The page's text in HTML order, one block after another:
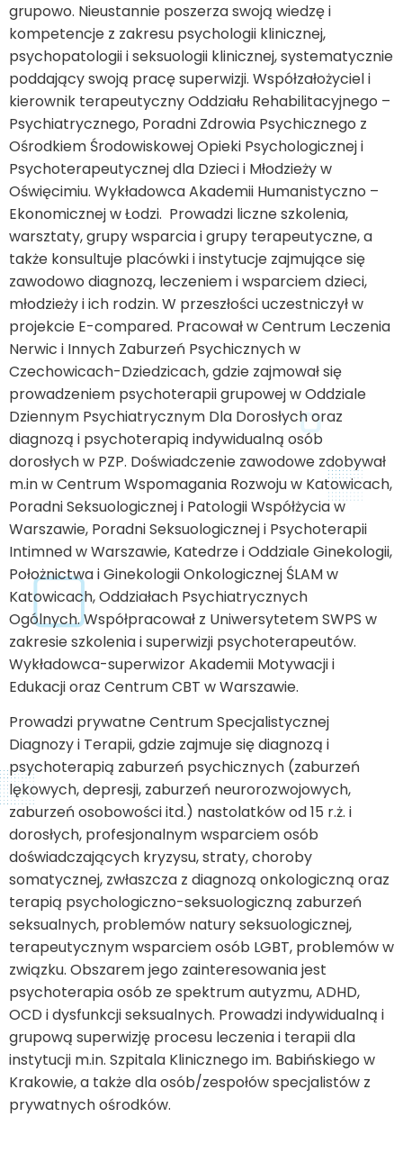
grupowo. Nieustannie poszerza swoją wiedzę i
kompetencje z zakresu psychologii klinicznej,
psychopatologii i seksuologii klinicznej, systematycznie
poddający swoją pracę superwizji. Współzałożyciel i
kierownik terapeutyczny Oddziału Rehabilitacyjnego –
Psychiatrycznego, Poradni Zdrowia Psychicznego z
Ośrodkiem Środowiskowej Opieki Psychologicznej i
Psychoterapeutycznej dla Dzieci i Młodzieży w
Oświęcimiu. Wykładowca Akademii Humanistyczno –
Ekonomicznej w Łodzi. Prowadzi liczne szkolenia,
warsztaty, grupy wsparcia i grupy terapeutyczne, a
także konsultuje placówki i instytucje zajmujące się
zawodowo diagnozą, leczeniem i wsparciem dzieci,
młodzieży i ich rodzin. W przeszłości uczestniczył w
projekcie E-compared. Pracował w Centrum Leczenia
Nerwic i Innych Zaburzeń Psychicznych w
Czechowicach-Dziedzicach, gdzie zajmował się
prowadzeniem psychoterapii grupowej w Oddziale
Dziennym Psychiatrycznym Dla Dorosłych oraz
diagnozą i psychoterapią indywidualną osób
dorosłych w PZP. Doświadczenie zawodowe zdobywał
m.in w Centrum Wspomagania Rozwoju w Katowicach,
Poradni Seksuologicznej i Patologii Współżycia w
Warszawie, Poradni Seksuologicznej i Psychoterapii
Intimned w Warszawie, Katedrze i Oddziale Ginekologii,
Położnictwa i Ginekologii Onkologicznej ŚLAM w
Katowicach, Oddziałach Psychiatrycznych
Ogólnych. Współpracował z Uniwersytetem SWPS w
zakresie szkolenia i superwizji psychoterapeutów.
Wykładowca-superwizor Akademii Motywacji i
Edukacji oraz Centrum CBT w Warszawie.
Prowadzi prywatne Centrum Specjalistycznej
Diagnozy i Terapii, gdzie zajmuje się diagnozą i
psychoterapią zaburzeń psychicznych (zaburzeń
lękowych, depresji, zaburzeń neurorozwojowych,
zaburzeń osobowości itd.) nastolatków od 15 r.ż. i
dorosłych, profesjonalnym wsparciem osób
doświadczających kryzysu, straty, choroby
somatycznej, zwłaszcza z diagnozą onkologiczną oraz
terapią psychologiczno-seksuologiczną zaburzeń
seksualnych, problemów natury seksuologicznej,
terapeutycznym wsparciem osób LGBT, problemów w
związku. Obszarem jego zainteresowania jest
psychoterapia osób ze spektrum autyzmu, ADHD,
OCD i dysfunkcji seksualnych. Prowadzi indywidualną i
grupową superwizję procesu leczenia i terapii dla
instytucji m.in. Szpitala Klinicznego im. Babińskiego w
Krakowie, a także dla osób/zespołów specjalistów z
prywatnych ośrodków.